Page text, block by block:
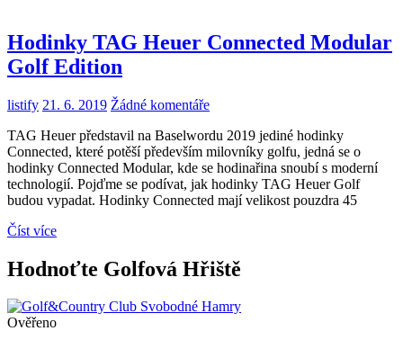
Hodinky TAG Heuer Connected Modular
Golf Edition
listify 21. 6. 2019 Žádné komentáře
TAG Heuer představil na Baselwordu 2019 jediné hodinky
Connected, které potěší především milovníky golfu, jedná se o
hodinky Connected Modular, kde se hodinařina snoubí s moderní
technologií. Pojďme se podívat, jak hodinky TAG Heuer Golf
budou vypadat. Hodinky Connected mají velikost pouzdra 45
Číst více
Hodnoťte Golfová Hřiště
Ověřeno